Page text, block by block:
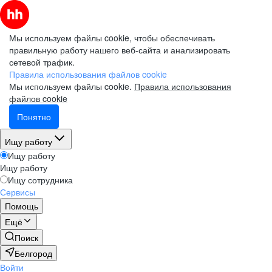
Мы используем файлы cookie, чтобы обеспечивать
правильную работу нашего веб-сайта и анализировать
сетевой трафик.
Правила использования файлов cookie
Мы используем файлы cookie. Правила использования
файлов cookie
Понятно
Ищу работу
Ищу работу
Ищу работу
Ищу сотрудника
Сервисы
Помощь
Ещё
Поиск
Белгород
Войти